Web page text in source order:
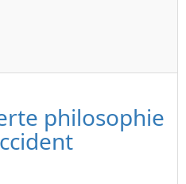
philosophie